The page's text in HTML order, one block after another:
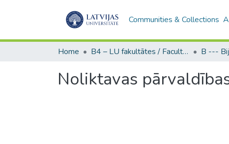
Communities & Collections
Home B4 – LU fakultātes / Faculties of the UL
Noliktavas